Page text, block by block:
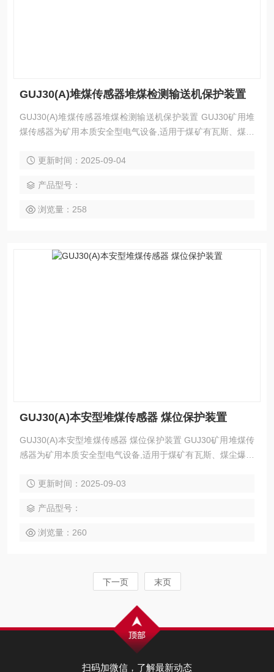
GUJ30(A)堆煤传感器堆煤检测输送机保护装置
GUJ30(A)堆煤传感器堆煤检测输送机保护装置 GUJ30矿用堆
煤传感器为矿用本质安全型电气设备,适用于煤矿有瓦斯、煤尘
更新时间：2025-09-04
产品型号：
浏览量：258
GUJ30(A)本安型堆煤传感器 煤位保护装置
GUJ30(A)本安型堆煤传感器 煤位保护装置 GUJ30矿用堆煤传
感器为矿用本质安全型电气设备,适用于煤矿有瓦斯、煤尘爆炸
更新时间：2025-09-03
产品型号：
浏览量：260
下一页 末页
扫码加微信，了解最新动态